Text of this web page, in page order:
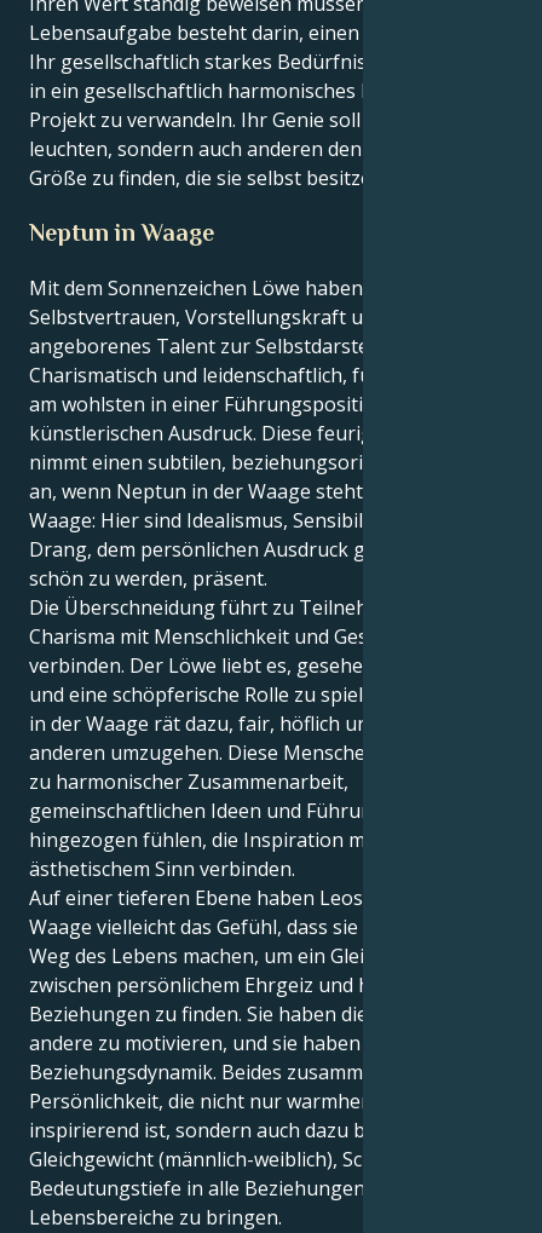
Lebensaufgabe besteht darin, einen Weg zu finden,
Ihr gesellschaftlich starkes Bedürfnis nach Harmonie
in ein gesellschaftlich harmonisches kreatives
Projekt zu verwandeln. Ihr Genie soll nicht nur
leuchten, sondern auch anderen den Weg weisen, die
Größe zu finden, die sie selbst besitzen.
Neptun in Waage
Mit dem Sonnenzeichen Löwe haben Sie
Selbstvertrauen, Vorstellungskraft und ein
angeborenes Talent zur Selbstdarstellung.
Charismatisch und leidenschaftlich, fühlen sich Leos
am wohlsten in einer Führungsposition oder im
künstlerischen Ausdruck. Diese feurige Energie
nimmt einen subtilen, beziehungsorientierten Ton
an, wenn Neptun in der Waage steht. Neptun in
Waage: Hier sind Idealismus, Sensibilität und der
Drang, dem persönlichen Ausdruck gerecht und
schön zu werden, präsent.
Die Überschneidung führt zu Teilnehmern, die
Charisma mit Menschlichkeit und Geschmack
verbinden. Der Löwe liebt es, gesehen zu werden
und eine schöpferische Rolle zu spielen, aber Neptun
in der Waage rät dazu, fair, höflich und achtsam mit
anderen umzugehen. Diese Menschen können sich
zu harmonischer Zusammenarbeit,
gemeinschaftlichen Ideen und Führungspositionen
hingezogen fühlen, die Inspiration mit Fairness und
ästhetischem Sinn verbinden.
Auf einer tieferen Ebene haben Leos mit Neptun in
Waage vielleicht das Gefühl, dass sie sich auf den
Weg des Lebens machen, um ein Gleichgewicht
zwischen persönlichem Ehrgeiz und harmonischen
Beziehungen zu finden. Sie haben die Fähigkeit,
andere zu motivieren, und sie haben ein Gespür für
Beziehungsdynamik. Beides zusammen ergibt eine
Persönlichkeit, die nicht nur warmherzig und
inspirierend ist, sondern auch dazu beiträgt,
Gleichgewicht (männlich-weiblich), Schönheit und
Bedeutungstiefe in alle Beziehungen und
Lebensbereiche zu bringen.